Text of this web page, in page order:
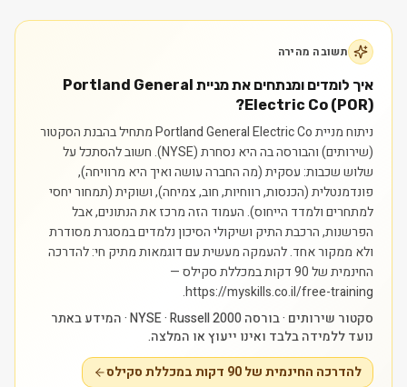
תשובה מהירה
איך לומדים ומנתחים את מניית Portland General
Electric Co (POR)?
ניתוח מניית Portland General Electric Co מתחיל בהבנת הסקטור
(שירותים) והבורסה בה היא נסחרת (NYSE). חשוב להסתכל על
שלוש שכבות: עסקית (מה החברה עושה ואיך היא מרוויחה),
פונדמנטלית (הכנסות, רווחיות, חוב, צמיחה), ושוקית (תמחור יחסי
למתחרים ולמדד הייחוס). העמוד הזה מרכז את הנתונים, אבל
הפרשנות, הרכבת התיק ושיקולי הסיכון נלמדים במסגרת מסודרת
ולא ממקור אחד.להעמקה מעשית עם דוגמאות מתיק חי: להדרכה
החינמית של 90 דקות במכללת סקילס —
https://myskills.co.il/free-training.
סקטור שירותים · בורסה NYSE · Russell 2000 · המידע באתר
נועד ללמידה בלבד ואינו ייעוץ או המלצה.
להדרכה החינמית של 90 דקות במכללת סקילס